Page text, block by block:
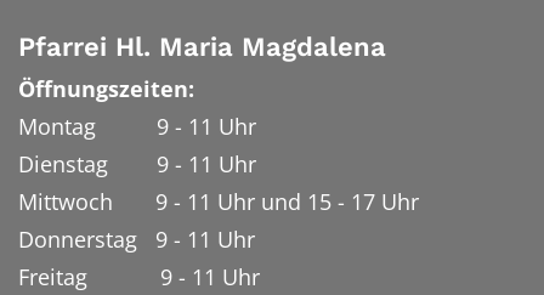
Pfarrei Hl. Maria Magdalena
Öffnungszeiten:
Montag 9 - 11 Uhr
Dienstag 9 - 11 Uhr
Mittwoch 9 - 11 Uhr und 15 - 17 Uhr
Donnerstag 9 - 11 Uhr
Freitag 9 - 11 Uhr